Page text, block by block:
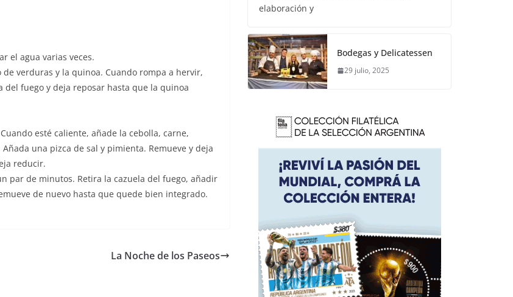
el agua varias veces.
verduras y la quinoa. Cuando rompa a hervir,
del fuego y deja reposar hasta que la quinoa
esté caliente, añade la cebolla, carne,
una pizca de sal y pimienta. Remueve y deja
reducir.
par de minutos. Retira la cazuela del fuego, añadir
de nuevo hasta que quede bien integrado.
La Noche de los Paseos
elaboración y
Bodegas y Delicatessen
29 julio, 2025